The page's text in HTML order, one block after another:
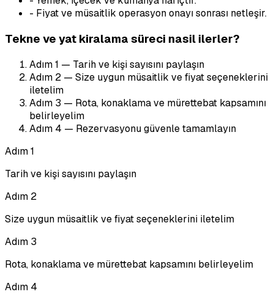
- Fiyat ve müsaitlik operasyon onayı sonrası netleşir.
Tekne ve yat kiralama süreci nasil ilerler?
Adım1 — Tarih ve kişi sayısını paylaşın
Adım 2 — Size uygun müsaitlik ve fiyat seçeneklerini
iletelim
Adım 3 — Rota, konaklama ve mürettebat kapsamını
belirleyelim
Adım 4 — Rezervasyonu güvenle tamamlayın
Adım1
Tarih ve kişi sayısını paylaşın
Adım 2
Size uygun müsaitlik ve fiyat seçeneklerini iletelim
Adım 3
Rota, konaklama ve mürettebat kapsamını belirleyelim
Adım 4